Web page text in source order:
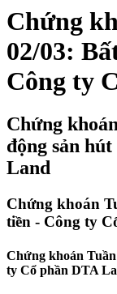
Chứng
02/03:
Công ty
Chứng
động sản
Land
Chứng khoán
tiền - Công ty
Chứng khoán Tuần
ty Cổ phần DTA